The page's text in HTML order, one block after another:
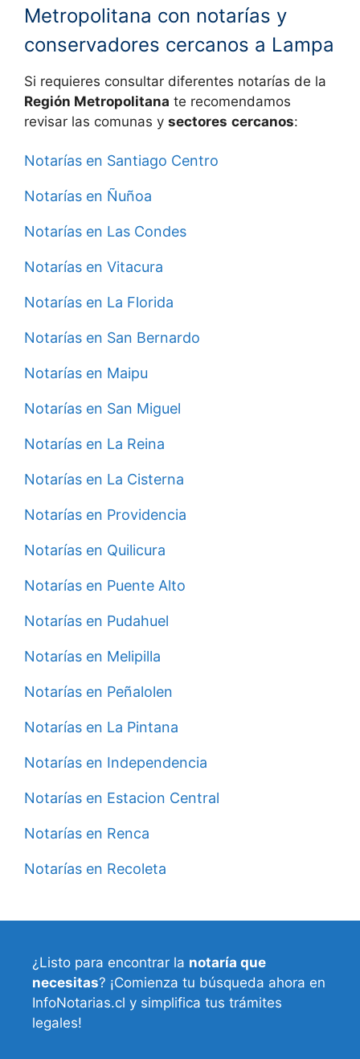
Metropolitana con notarías y
conservadores cercanos a Lampa
Si requieres consultar diferentes notarías de la
Región Metropolitana te recomendamos
revisar las comunas y sectores cercanos:
Notarías en Santiago Centro
Notarías en Ñuñoa
Notarías en Las Condes
Notarías en Vitacura
Notarías en La Florida
Notarías en San Bernardo
Notarías en Maipu
Notarías en San Miguel
Notarías en La Reina
Notarías en La Cisterna
Notarías en Providencia
Notarías en Quilicura
Notarías en Puente Alto
Notarías en Pudahuel
Notarías en Melipilla
Notarías en Peñalolen
Notarías en La Pintana
Notarías en Independencia
Notarías en Estacion Central
Notarías en Renca
Notarías en Recoleta
¿Listo para encontrar la notaría que
necesitas? ¡Comienza tu búsqueda ahora en
InfoNotarias.cl y simplifica tus trámites
legales!